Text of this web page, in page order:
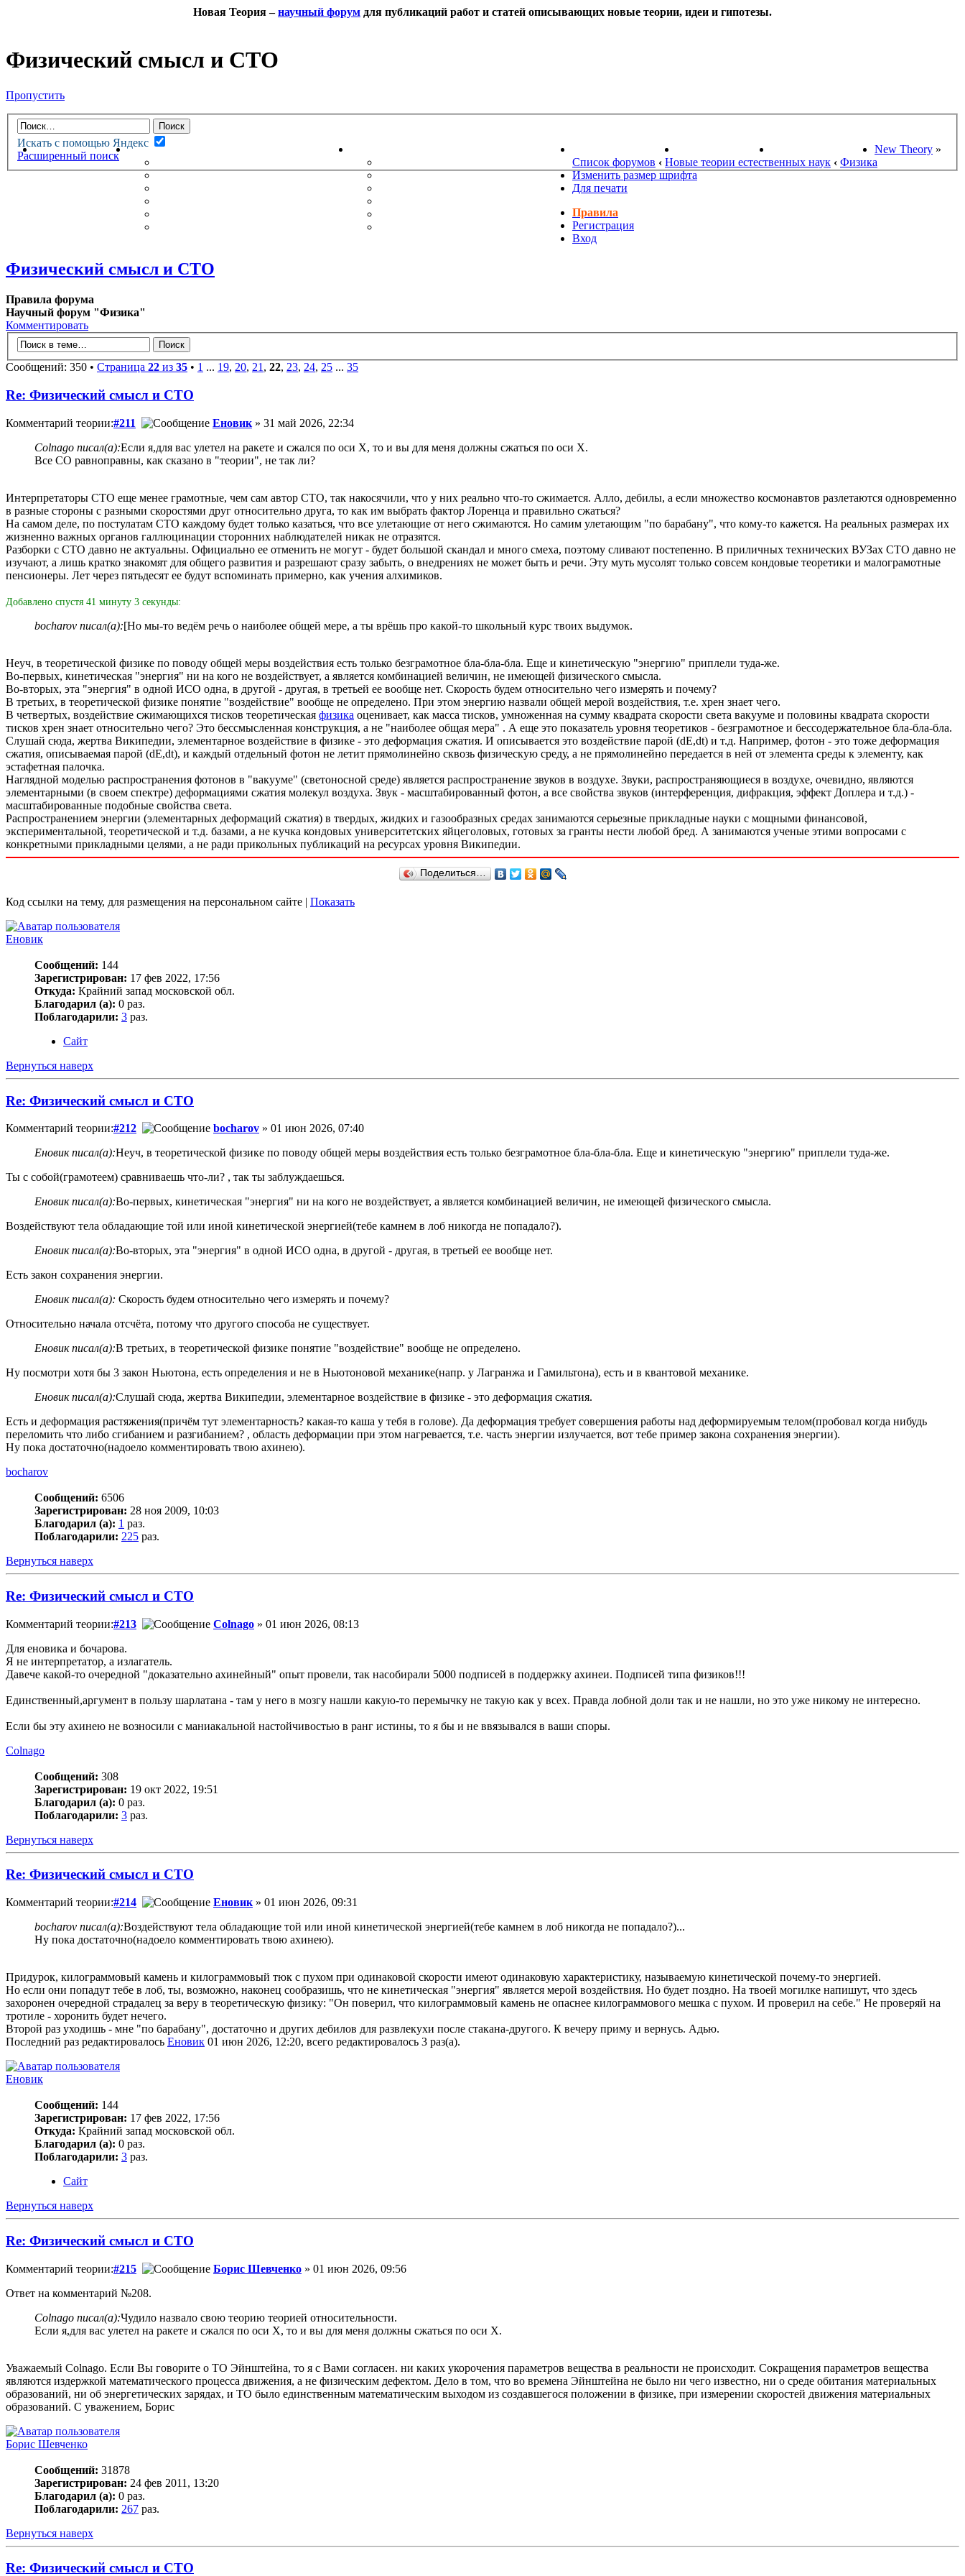
Новая Теория –научный форум для публикаций работ и статей описывающих новые теории, идеи и гипотезы.
Физический смысл и СТО
Пропустить
Искать с помощью Яндекс
Расширенный поиск
НОВАЯ ТЕОРИЯФОРУМ
НЕПРОЧИТАННЫЕ СООБЩЕНИЯ
ПОЖЕЛАНИЯ
НОВОСТИ НАУКИ ПОИСК ТЕОРИЙ СТАРЫЙ ПОРТАЛ New Theory »
Список форумов ‹ Новые теории естественных наук ‹ Физика
Изменить размер шрифта
Для печати
Правила
Регистрация
Вход
Физический смысл и СТО
Правила форума
Научный форум "Физика"
Комментировать
Сообщений: 350 • Страница 22 из 35 • 1 ... 19, 20, 21, 22, 23, 24, 25 ... 35
Re: Физический смысл и СТО
Комментарий теории:#211 Еновик » 31 май 2026, 22:34
Colnago писал(а):Если я,для вас улетел на ракете и сжался по оси Х, то и вы для меня должны сжаться по оси Х.
Все СО равноправны, как сказано в "теории", не так ли?
Интерпретаторы СТО еще менее грамотные, чем сам автор СТО, так накосячили, что у них реально что-то сжимается. Алло, дебилы, а если множество космонавтов разлетаются одновременно
в разные стороны с разными скоростями друг относительно друга, то как им выбрать фактор Лоренца и правильно сжаться?
На самом деле, по постулатам СТО каждому будет только казаться, что все улетающие от него сжимаются. Но самим улетающим "по барабану", что кому-то кажется. На реальных размерах их
жизненно важных органов галлюцинации сторонних наблюдателей никак не отразятся.
Разборки с СТО давно не актуальны. Официально ее отменить не могут - будет большой скандал и много смеха, поэтому сливают постепенно. В приличных технических ВУЗах СТО давно не
изучают, а лишь кратко знакомят для общего развития и разрешают сразу забыть, о внедрениях не может быть и речи. Эту муть мусолят только совсем кондовые теоретики и малограмотные
пенсионеры. Лет через пятьдесят ее будут вспоминать примерно, как учения алхимиков.
Добавлено спустя 41 минуту 3 секунды:
bocharov писал(а):[Но мы-то ведём речь о наиболее общей мере, а ты врёшь про какой-то школьный курс твоих выдумок.
Неуч, в теоретической физике по поводу общей меры воздействия есть только безграмотное бла-бла-бла. Еще и кинетическую "энергию" приплели туда-же.
Во-первых, кинетическая "энергия" ни на кого не воздействует, а является комбинацией величин, не имеющей физического смысла.
Во-вторых, эта "энергия" в одной ИСО одна, в другой - другая, в третьей ее вообще нет. Скорость будем относительно чего измерять и почему?
В третьих, в теоретической физике понятие "воздействие" вообще не определено. При этом энергию назвали общей мерой воздействия, т.е. хрен знает чего.
В четвертых, воздействие сжимающихся тисков теоретическая физика оценивает, как масса тисков, умноженная на сумму квадрата скорости света вакууме и половины квадрата скорости
тисков хрен знает относительно чего? Это бессмысленная конструкция, а не "наиболее общая мера" . А еще это показатель уровня теоретиков - безграмотное и бессодержательное бла-бла-бла.
Слушай сюда, жертва Википедии, элементарное воздействие в физике - это деформация сжатия. И описывается это воздействие парой (dE,dt) и т.д. Например, фотон - это тоже деформация
сжатия, описываемая парой (dE,dt), и каждый отдельный фотон не летит прямолинейно сквозь физическую среду, а не прямолинейно передается в ней от элемента среды к элементу, как
эстафетная палочка.
Наглядной моделью распространения фотонов в "вакууме" (светоносной среде) является распространение звуков в воздухе. Звуки, распространяющиеся в воздухе, очевидно, являются
элементарными (в своем спектре) деформациями сжатия молекул воздуха. Звук - масштабированный фотон, а все свойства звуков (интерференция, дифракция, эффект Доплера и т.д.) -
масштабированные подобные свойства света.
Распространением энергии (элементарных деформаций сжатия) в твердых, жидких и газообразных средах занимаются серьезные прикладные науки с мощными финансовой,
экспериментальной, теоретической и т.д. базами, а не кучка кондовых университетских яйцеголовых, готовых за гранты нести любой бред. А занимаются ученые этими вопросами с
конкретными прикладными целями, а не ради прикольных публикаций на ресурсах уровня Википедии.
Поделиться…
Код ссылки на тему, для размещения на персональном сайте | Показать
Еновик
Сообщений: 144
Зарегистрирован: 17 фев 2022, 17:56
Откуда: Крайний запад московской обл.
Благодарил (а): 0 раз.
Поблагодарили: 3 раз.
Сайт
Вернуться наверх
Re: Физический смысл и СТО
Комментарий теории:#212 bocharov » 01 июн 2026, 07:40
Еновик писал(а):Неуч, в теоретической физике по поводу общей меры воздействия есть только безграмотное бла-бла-бла. Еще и кинетическую "энергию" приплели туда-же.
Ты с собой(грамотеем) сравниваешь что-ли? , так ты заблуждаешься.
Еновик писал(а):Во-первых, кинетическая "энергия" ни на кого не воздействует, а является комбинацией величин, не имеющей физического смысла.
Воздействуют тела обладающие той или иной кинетической энергией(тебе камнем в лоб никогда не попадало?).
Еновик писал(а):Во-вторых, эта "энергия" в одной ИСО одна, в другой - другая, в третьей ее вообще нет.
Есть закон сохранения энергии.
Еновик писал(а): Скорость будем относительно чего измерять и почему?
Относительно начала отсчёта, потому что другого способа не существует.
Еновик писал(а):В третьих, в теоретической физике понятие "воздействие" вообще не определено.
Ну посмотри хотя бы 3 закон Ньютона, есть определения и не в Ньютоновой механике(напр. у Лагранжа и Гамильтона), есть и в квантовой механике.
Еновик писал(а):Слушай сюда, жертва Википедии, элементарное воздействие в физике - это деформация сжатия.
Есть и деформация растяжения(причём тут элементарность? какая-то каша у тебя в голове). Да деформация требует совершения работы над деформируемым телом(пробовал когда нибудь
переломить что либо сгибанием и разгибанием? , область деформации при этом нагревается, т.е. часть энергии излучается, вот тебе пример закона сохранения энергии).
Ну пока достаточно(надоело комментировать твою ахинею).
bocharov
Сообщений: 6506
Зарегистрирован: 28 ноя 2009, 10:03
Благодарил (а): 1 раз.
Поблагодарили: 225 раз.
Вернуться наверх
Re: Физический смысл и СТО
Комментарий теории:#213 Colnago » 01 июн 2026, 08:13
Для еновика и бочарова.
Я не интерпретатор, а излагатель.
Давече какой-то очередной "доказательно ахинейный" опыт провели, так насобирали 5000 подписей в поддержку ахинеи. Подписей типа физиков!!!
Единственный,аргумент в пользу шарлатана - там у него в мозгу нашли какую-то перемычку не такую как у всех. Правда лобной доли так и не нашли, но это уже никому не интересно.
Если бы эту ахинею не возносили с маниакальной настойчивостью в ранг истины, то я бы и не ввязывался в ваши споры.
Colnago
Сообщений: 308
Зарегистрирован: 19 окт 2022, 19:51
Благодарил (а): 0 раз.
Поблагодарили: 3 раз.
Вернуться наверх
Re: Физический смысл и СТО
Комментарий теории:#214 Еновик » 01 июн 2026, 09:31
bocharov писал(а):Воздействуют тела обладающие той или иной кинетической энергией(тебе камнем в лоб никогда не попадало?)...
Ну пока достаточно(надоело комментировать твою ахинею).
Придурок, килограммовый камень и килограммовый тюк с пухом при одинаковой скорости имеют одинаковую характеристику, называемую кинетической почему-то энергией.
Но если они попадут тебе в лоб, ты, возможно, наконец сообразишь, что не кинетическая "энергия" является мерой воздействия. Но будет поздно. На твоей могилке напишут, что здесь
захоронен очередной страдалец за веру в теоретическую физику: "Он поверил, что килограммовый камень не опаснее килограммового мешка с пухом. И проверил на себе." Не проверяй на
тротиле - хоронить будет нечего.
Второй раз уходишь - мне "по барабану", достаточно и других дебилов для развлекухи после стакана-другого. К вечеру приму и вернусь. Адью.
Последний раз редактировалось Еновик 01 июн 2026, 12:20, всего редактировалось 3 раз(а).
Еновик
Сообщений: 144
Зарегистрирован: 17 фев 2022, 17:56
Откуда: Крайний запад московской обл.
Благодарил (а): 0 раз.
Поблагодарили: 3 раз.
Сайт
Вернуться наверх
Re: Физический смысл и СТО
Комментарий теории:#215 Борис Шевченко » 01 июн 2026, 09:56
Ответ на комментарий №208.
Colnago писал(а):Чудило назвало свою теорию теорией относительности.
Если я,для вас улетел на ракете и сжался по оси Х, то и вы для меня должны сжаться по оси Х.
Уважаемый Colnago. Если Вы говорите о ТО Эйнштейна, то я с Вами согласен. ни каких укорочения параметров вещества в реальности не происходит. Сокращения параметров вещества
являются издержкой математического процесса движения, а не физическим дефектом. Дело в том, что во времена Эйнштейна не было ни чего известно, ни о среде обитания материальных
образований, ни об энергетических зарядах, и ТО было единственным математическим выходом из создавшегося положении в физике, при измерении скоростей движения материальных
образований. С уважением, Борис
Борис Шевченко
Сообщений: 31878
Зарегистрирован: 24 фев 2011, 13:20
Благодарил (а): 0 раз.
Поблагодарили: 267 раз.
Вернуться наверх
Re: Физический смысл и СТО